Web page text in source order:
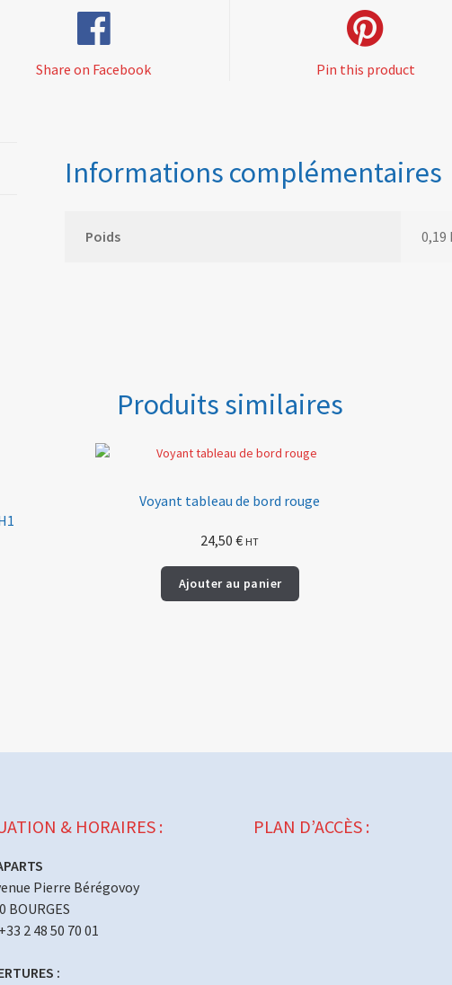
Share on Facebook Pin this product
Informations complémentaires
Poids 0,19
Produits similaires
Voyant tableau de bord rouge
24,50€ HT
Ajouter au panier
& HORAIRES :
Pierre Bérégovoy
BOURGES
2 48 50 70 01
:
PLAN D’ACCÈS :